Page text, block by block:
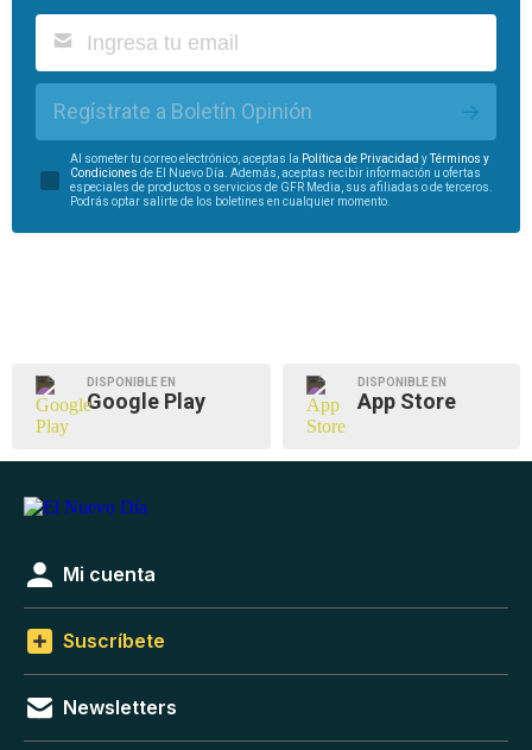
Regístrate a Boletín Opinión
Al someter tu correo electrónico, aceptas la Política de Privacidad y
Términos y
Condiciones de El Nuevo Día. Además, aceptas recibir información u ofertas
especiales de productos o servicios de GFR Media, sus afiliadas o de terceros.
Podrás optar salirte de los boletines en cualquier momento.
DISPONIBLE EN
Google Play
DISPONIBLE EN
App Store
Mi cuenta
Suscríbete
Newsletters